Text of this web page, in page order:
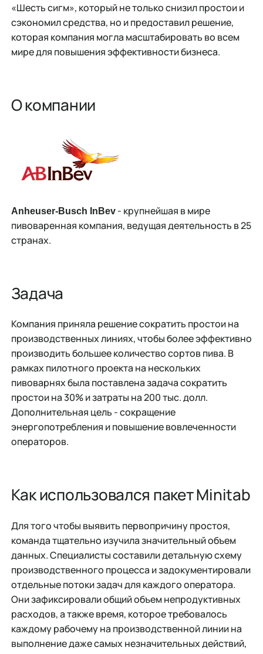
«Шесть сигм», который не только снизил простои и
сэкономил средства, но и предоставил решение,
которая компания могла масштабировать во всем
мире для повышения эффективности бизнеса.
О компании
Anheuser-Busch InBev- крупнейшая в мире
пивоваренная компания, ведущая деятельность в 25
странах.
Задача
Компания приняла решение сократить простои на
производственных линиях, чтобы более эффективно
производить большее количество сортов пива. В
рамках пилотного проекта на нескольких
пивоварнях была поставлена задача сократить
простои на 30% и затраты на 200 тыс. долл.
Дополнительная цель - сокращение
энергопотребления и повышение вовлеченности
операторов.
Как использовался пакет Minitab
Для того чтобы выявить первопричину простоя,
команда тщательно изучила значительный объем
данных. Специалисты составили детальную схему
производственного процесса и задокументировали
отдельные потоки задач для каждого оператора.
Они зафиксировали общий объем непродуктивных
расходов, а также время, которое требовалось
каждому рабочему на производственной линии на
выполнение даже самых незначительных действий,